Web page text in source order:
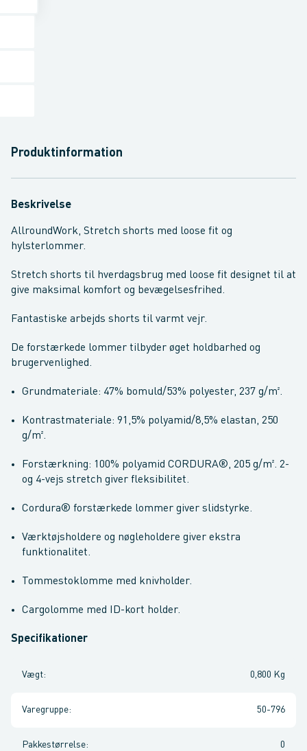
Produktinformation
Beskrivelse
AllroundWork, Stretch shorts med loose fit og
hylsterlommer.
Stretch shorts til hverdagsbrug med loose fit designet til at
give maksimal komfort og bevægelsesfrihed.
Fantastiske arbejds shorts til varmt vejr.
De forstærkede lommer tilbyder øget holdbarhed og
brugervenlighed.
Grundmateriale: 47% bomuld/53% polyester, 237 g/m².
Kontrastmateriale: 91,5% polyamid/8,5% elastan, 250
g/m².
Forstærkning: 100% polyamid CORDURA®, 205 g/m². 2-
og 4-vejs stretch giver fleksibilitet.
Cordura® forstærkede lommer giver slidstyrke.
Værktøjsholdere og nøgleholdere giver ekstra
funktionalitet.
Tommestoklomme med knivholder.
Cargolomme med ID-kort holder.
Specifikationer
Vægt: 0,800 Kg
Varegruppe: 50-796
Pakkestørrelse: 0